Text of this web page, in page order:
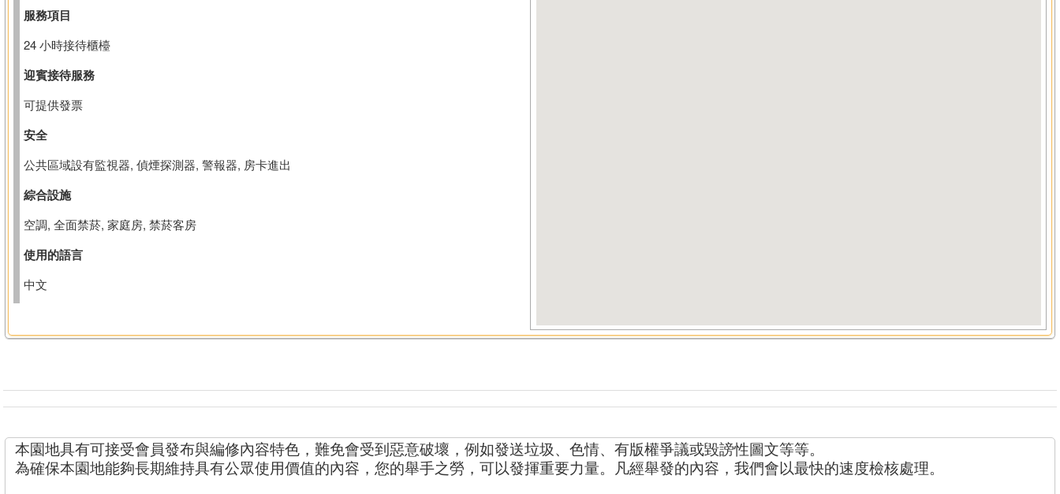
服務項目
24 小時接待櫃檯
迎賓接待服務
可提供發票
安全
公共區域設有監視器, 偵煙探測器, 警報器, 房卡進出
綜合設施
空調, 全面禁菸, 家庭房, 禁菸客房
使用的語言
中文
本園地具有可接受會員發布與編修內容特色，難免會受到惡意破壞，例如發送垃圾、色情、有版權爭議或毀謗性圖文等等。
為確保本園地能夠長期維持具有公眾使用價值的內容，您的舉手之勞，可以發揮重要力量。凡經舉發的內容，我們會以最快的速度檢核處理。